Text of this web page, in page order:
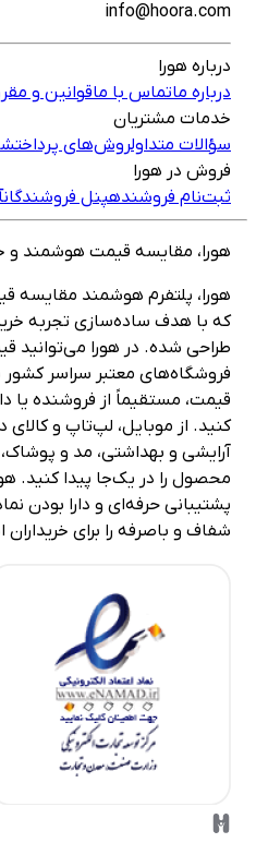
هورا
ماتماس با ماقوانین و مقررات
مشتریان
متداولروش‌های پرداخت
در هورا
فروشندهپنل فروشندگان
مقایسه قیمت هوشمند و
پلتفرم هوشمند مقایسه
با هدف ساده‌سازی تجربه خرید
معتبر سراسر کشور با
مستقیماً از فروشنده یا
از موبایل، لپ‌تاپ و کالای
و بهداشتی، مد و پوشاک،
را در یک‌جا پیدا کنید. هورا
حرفه‌ای و دارا بودن نماد
و باصرفه را برای خریداران